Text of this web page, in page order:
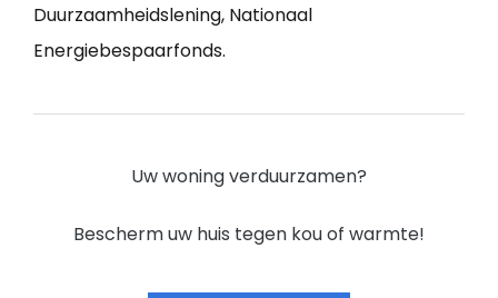
Duurzaamheidslening, Nationaal
Energiebespaarfonds.
Uw woning verduurzamen?
Bescherm uw huis tegen kou of warmte!